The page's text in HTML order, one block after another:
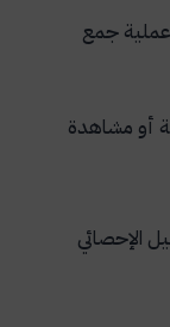
عملية جمع
أو مشاهدة
الإحصائي